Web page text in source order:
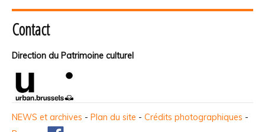
Contact
Direction du Patrimoine culturel
NEWS et archives - Plan du site - Crédits photographiques -